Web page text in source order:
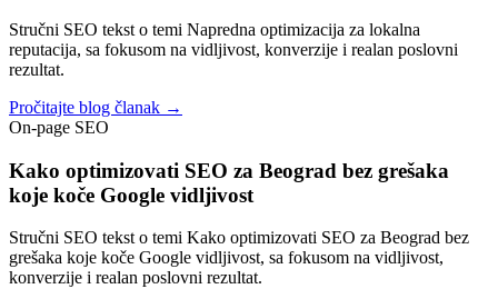
Stručni SEO tekst o temi Napredna optimizacija za lokalna
reputacija, sa fokusom na vidljivost, konverzije i realan poslovni
rezultat.
Pročitajte blog članak →
On-page SEO
Kako optimizovati SEO za Beograd bez grešaka
koje koče Google vidljivost
Stručni SEO tekst o temi Kako optimizovati SEO za Beograd bez
grešaka koje koče Google vidljivost, sa fokusom na vidljivost,
konverzije i realan poslovni rezultat.